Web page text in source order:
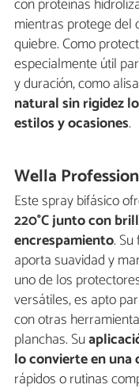
con proteínas
mientras protege del
quiebre. Como
especialmente útil
y duración, como
natural sin rigidez
estilos y ocasiones.
Wella
Este spray bifásico
220°C junto con
encrespamiento.
aporta suavidad y
uno de los
versátiles, es apto
con otras
planchas. Su
lo convierte en
rápidos o rutinas